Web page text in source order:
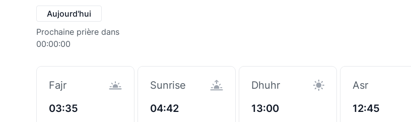
Aujourd'hui
Prochaine prière dans
00:00:00
Fajr
03:35
Sunrise
04:42
Dhuhr
13:00
Asr
12:45